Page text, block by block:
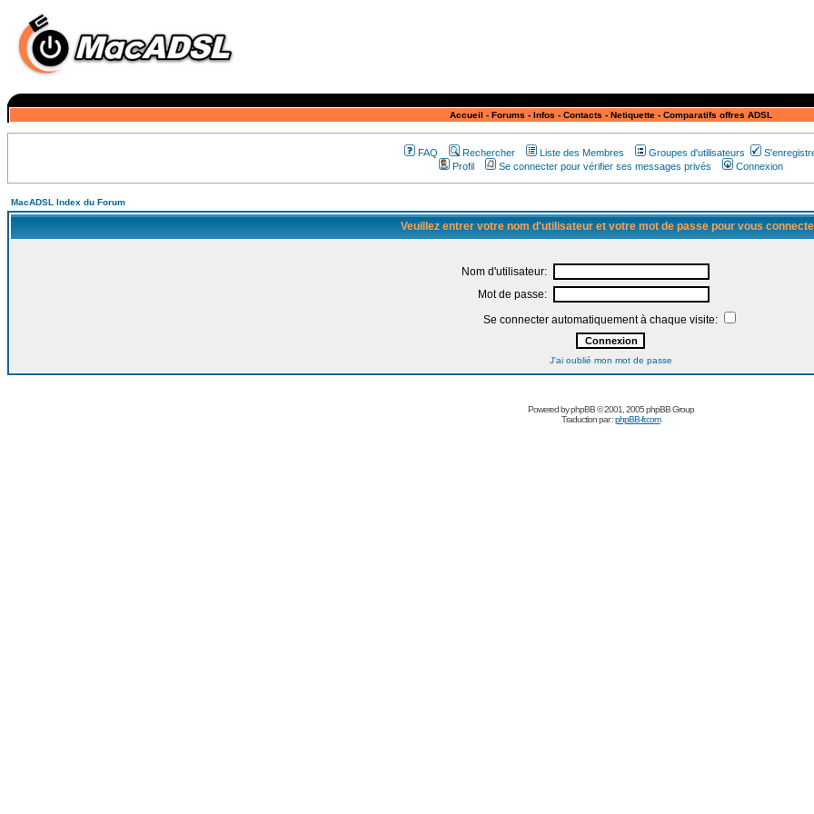
Accueil - Forums - Infos - Contacts - Netiquette- Comparatifs offres ADSL
FAQ Rechercher Liste des Membres Groupes d'utilisateurs
Profil
Se connecter pour vérifier ses messages privés Connexion
MacADSL Index du Forum
Veuillez entrer votre nom d'utilisateur et votre mot de passe pour vous
Nom d'utilisateur:
Mot de passe:
Se connecter automatiquement à chaque visite:
J'ai oublié mon mot de passe
Powered byphpBB© 2001, 2005 phpBB Group
Traduction par :phpBB-fr.com